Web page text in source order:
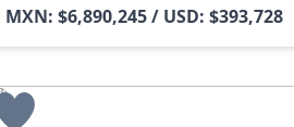
MXN: $6,890,245 / USD: $393,728